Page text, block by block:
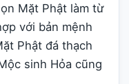
Mặt Phật làm từ
với bản mệnh
Phật đá thạch
sinh Hỏa cũng